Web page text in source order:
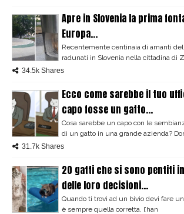
Apre in Slovenia la prima
Europa...
Recentemente centinaia di amanti
radunati in Slovenia nella cittadina di
34.5k Shares
Ecco come sarebbe il tuo
capo fosse un gatto...
Cosa sarebbe un capo con le
di un gatto in una grande azienda?
31.7k Shares
20 gatti che si sono pentiti
delle loro decisioni...
Quando ti trovi ad un bivio devi fare
è sempre quella corretta, l’han